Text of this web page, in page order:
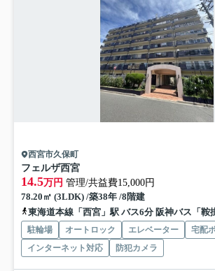
西宮市久保町
フェルザ西宮
14.5万円 管理/共益費15,000円
78.20㎡ (3LDK) /築38年 /8階建
東海道本線「西宮」駅 バス6分 阪神バス「鞍
駐輪場 オートロック エレベーター
宅配
インターネット対応
防犯カメラ